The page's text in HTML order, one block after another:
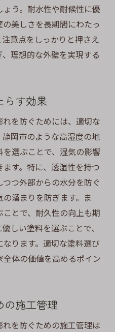
う。耐水性や耐候性に優
美しさを長期間にわたっ
意点をしっかりと押さえ
理想的な外壁を実現する
らす効果
を防ぐためには、適切な
岡市のような高湿度の地
選ぶことで、湿気の影響
す。特に、透湿性を持つ
つ外部からの水分を防ぐ
溜まりを防ぎます。ま
とで、耐久性の向上も期
しい塗料を選ぶことで、
ります。適切な塗料選び
体の価値を高めるポイン
の施工管理
を防ぐための施工管理は